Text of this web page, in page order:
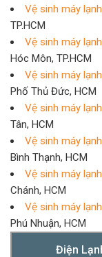
Vệ sinh máy
TP.HCM
Vệ sinh máy
Hóc Môn, TP.HCM
Vệ sinh máy
Phố Thủ Đức, HCM
Vệ sinh máy
Tân, HCM
Vệ sinh máy
Bình Thạnh, HCM
Vệ sinh máy
Chánh, HCM
Vệ sinh máy
Phú Nhuận, HCM